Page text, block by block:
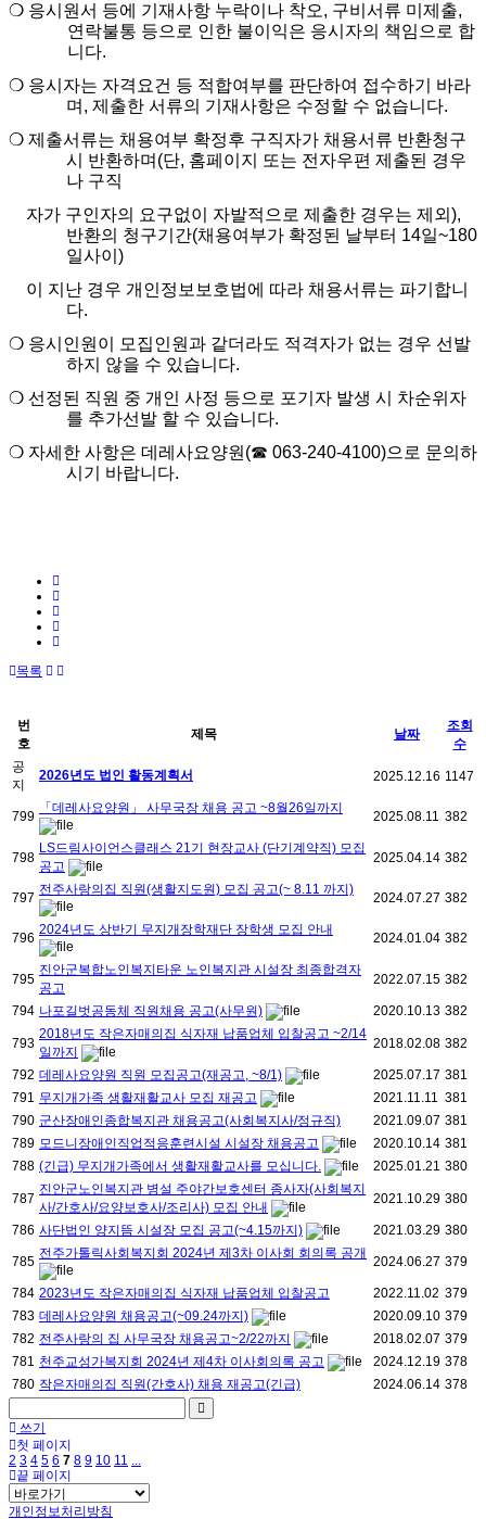
❍ 응시원서 등에 기재사항 누락이나 착오, 구비서류 미제출,
연락불통 등으로 인한 불이익은 응시자의 책임으로 합
니다.
❍ 응시자는 자격요건 등 적합여부를 판단하여 접수하기 바라
며 , 제출한 서류의 기재사항은 수정할 수 없습니다.
❍ 제출서류는 채용여부 확정후 구직자가 채용서류 반환청구
시 반환하며 (단, 홈페이지 또는 전자우편 제출된 경우
나 구직
자가 구인자의 요구없이 자발적으로 제출한 경우는 제외 ),
반환의 청구기간(채용여부가 확정된 날부터 14일~180
일사이 )
이 지난 경우 개인정보보호법에 따라 채용서류는 파기합니
다.
❍ 응시인원이 모집인원과 같더라도 적격자가 없는 경우 선발
하지 않을 수 있습니다.
❍ 선정된 직원 중 개인 사정 등으로 포기자 발생 시 차순위자
를 추가선발 할 수 있습니다.
❍ 자세한 사항은 데레사요양원(☎ 063-240-4100)으로 문의하
시기 바랍니다.
목록
번
호
제목 날짜
조회
수
공
지
2026년도 법인 활동계획서 2025.12.16 1147
799
「데레사요양원」 사무국장 채용 공고 ~8월26일까지
2025.08.11 382
798
LS드림사이언스클래스 21기 현장교사 (단기계약직) 모집
공고
2025.04.14 382
797
전주사랑의집 직원(생활지도원) 모집 공고(~ 8.11 까지)
2024.07.27 382
796
2024년도 상반기 무지개장학재단 장학생 모집 안내
2024.01.04 382
795
진안군복합노인복지타운 노인복지관 시설장 최종합격자
공고
2022.07.15 382
794 나포길벗공동체 직원채용 공고(사무원) 2020.10.13 382
793
2018년도 작은자매의집 식자재 납품업체 입찰공고 ~2/14
일까지
2018.02.08 382
792 데레사요양원 직원 모집공고(재공고, ~8/1) 2025.07.17 381
791 무지개가족 생활재활교사 모집 재공고 2021.11.11 381
790 군산장애인종합복지관 채용공고(사회복지사/정규직) 2021.09.07 381
789 모드니장애인직업적응훈련시설 시설장 채용공고 2020.10.14 381
788 (긴급) 무지개가족에서 생활재활교사를 모십니다. 2025.01.21 380
787
진안군노인복지관 병설 주야간보호센터 종사자(사회복지
사/간호사/요양보호사/조리사) 모집 안내
2021.10.29 380
786 사단법인 양지뜸 시설장 모집 공고(~4.15까지) 2021.03.29 380
785
전주가톨릭사회복지회 2024년 제3차 이사회 회의록 공개
2024.06.27 379
784 2023년도 작은자매의집 식자재 납품업체 입찰공고 2022.11.02 379
783 데레사요양원 채용공고(~09.24까지) 2020.09.10 379
782 전주사랑의 집 사무국장 채용공고~2/22까지 2018.02.07 379
781 천주교성가복지회 2024년 제4차 이사회의록 공고 2024.12.19 378
780 작은자매의집 직원(간호사) 채용 재공고(긴급) 2024.06.14 378
쓰기
첫 페이지
2 3 4 5 6 7 8 9 10 11 ...
끝 페이지
개인정보처리방침